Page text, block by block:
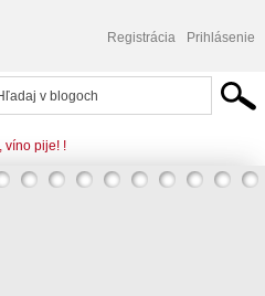
Registrácia Prihlásenie
víno pije! !